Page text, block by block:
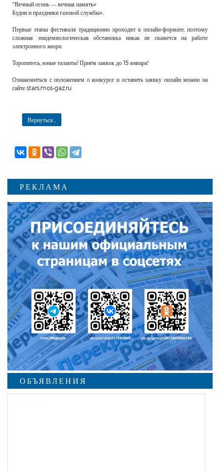
“Вечный огонь — вечная память»
Будни и праздники газовой службы».
Первые этапы фестиваля традиционно проходят в онлайн-формате, поэтому
сложная эпидемиологическая обстановка никак не скажется на работе
электронного жюри.
Торопитесь, юные таланты! Приём заявок до 15 января!
Ознакомиться с положением о конкурсе и оставить заявку онлайн можно на
сайте stars.mos-gaz.ru
Вернуться...
РЕКЛАМА
ОБЪЯВЛЕНИЯ